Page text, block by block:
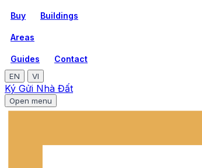
Buy Buildings
Areas
Guides Contact
EN VI
Ký Gửi Nhà Đất
Open menu